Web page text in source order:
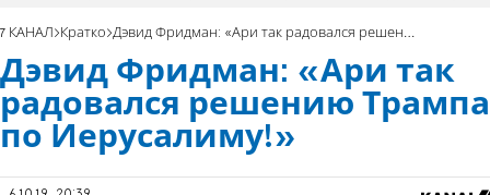
7 КАНАЛ Кратко Дэвид Фридман: «Ари так радовался решению Трампа по Иерусалиму!»
Дэвид Фридман: «Ари так
радовался решению Трампа
по Иерусалиму!»